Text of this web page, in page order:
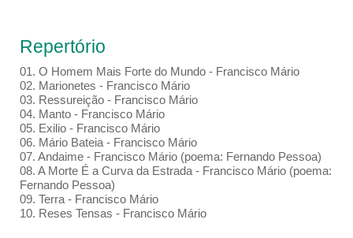
Repertório
01. O Homem Mais Forte do Mundo - Francisco Mário
02. Marionetes - Francisco Mário
03. Ressureição - Francisco Mário
04. Manto - Francisco Mário
05. Exilio - Francisco Mário
06. Mário Bateia - Francisco Mário
07. Andaime - Francisco Mário (poema: Fernando Pessoa)
08. A Morte É a Curva da Estrada - Francisco Mário (poema:
Fernando Pessoa)
09. Terra - Francisco Mário
10. Reses Tensas - Francisco Mário